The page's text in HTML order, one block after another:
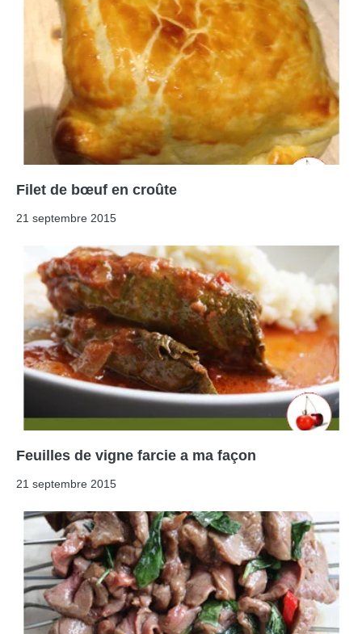
Filet de bœuf en croûte
21 septembre 2015
Feuilles de vigne farcie a ma façon
21 septembre 2015